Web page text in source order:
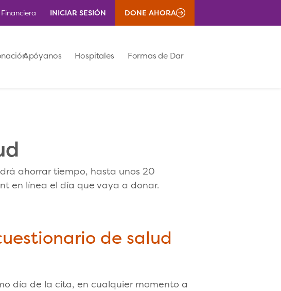
INICIAR SESIÓN DONE AHORA
Apóyanos Hospitales Formas de Dar
ahorrar tiempo, hasta unos 20
en línea el día que vaya a donar.
de salud
día de la cita, en cualquier momento a